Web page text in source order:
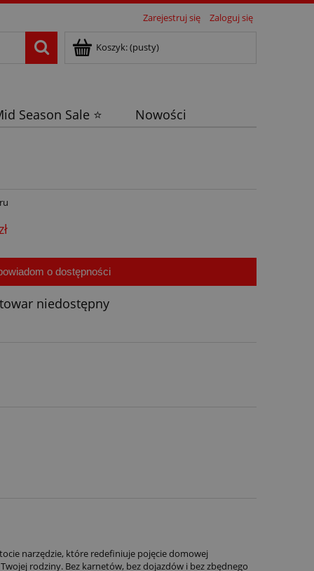
Zarejestruj się Zaloguj się
Koszyk:(pusty)
Season Sale ⭐ Nowości
o dostępności
towar niedostępny
narzędzie, które redefiniuje pojęcie domowej
rodziny. Bez karnetów, bez dojazdów i bez zbędnego